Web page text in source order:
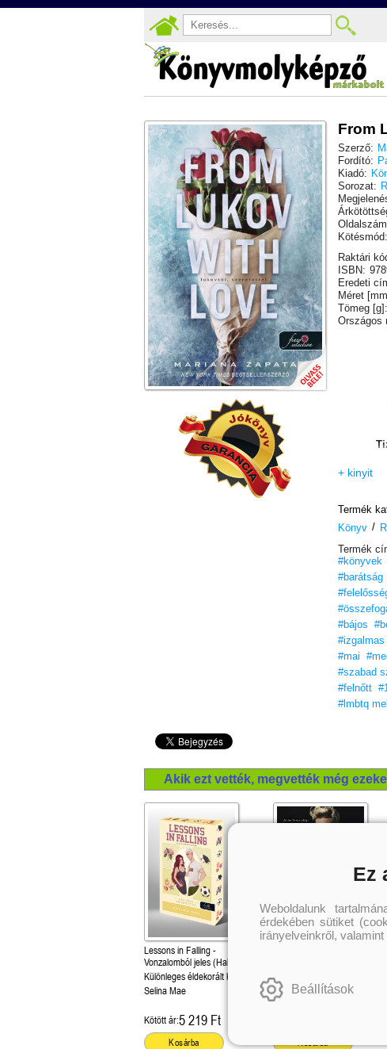
From
Szerző:
Fordító:
Kiadó:
Sorozat:
Kötésmód:
Raktári
ISBN:
Eredeti
Méret
Tömeg [g]:
Országos
+ kinyit
Termék
Könyv /
Termék
#könyvek
#barátság
#bájos
#izgalmas
#mai
#szabad
#felnőtt
#lmbtq
Akik ezt vették, megvették még
Lessons in Falling -
Vonzalomból jeles (Hall Beck
University 3.)
Különleges éldekorált kiadás!
Selina Mae
Kötött ár:5 219 Ft
Kosárba
Önállóan is olvasható!
Sarina Bowen
Kosárba
Ez
Weboldalunk
érdekében sütiket
irányelveinkről,
Beállítások